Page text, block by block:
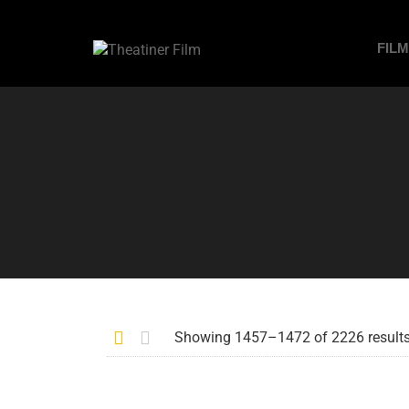
Showing 1457–1472 of 2226